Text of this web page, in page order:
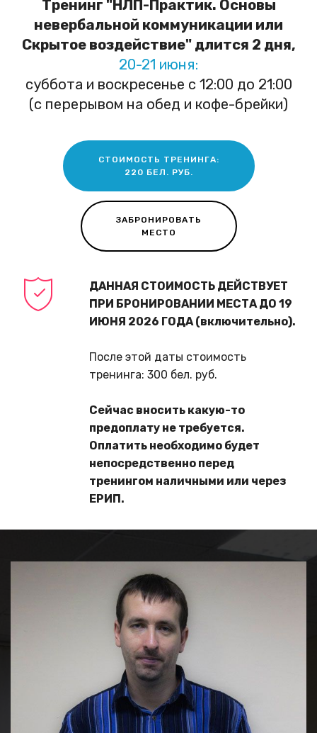
Тренинг "НЛП-Практик. Основы
невербальной коммуникации или
Скрытое воздействие" длится 2 дня,
20-21 июня:
суббота и воскресенье с 12:00 до 21:00
(с перерывом на обед и кофе-брейки)
СТОИМОСТЬ ТРЕНИНГА:
220 БЕЛ. РУБ.
ЗАБРОНИРОВАТЬ
МЕСТО
ДАННАЯ СТОИМОСТЬ ДЕЙСТВУЕТ
ПРИ БРОНИРОВАНИИ МЕСТА ДО 19
ИЮНЯ 2026 ГОДА (включительно).
После этой даты стоимость
тренинга: 300 бел. руб.
Сейчас вносить какую-то
предоплату не требуется.
Оплатить необходимо будет
непосредственно перед
тренингом наличными или через
ЕРИП.